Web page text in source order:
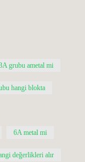
grubu ametal mi
hangi blokta
6A metal mi
değerlikleri alır